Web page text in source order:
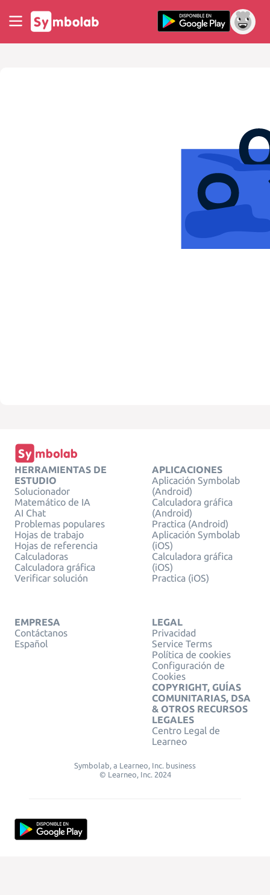
HERRAMIENTAS DE
ESTUDIO
Solucionador
Matemático de IA
AI Chat
Problemas populares
Hojas de trabajo
Hojas de referencia
Calculadoras
Calculadora gráfica
Verificar solución
APLICACIONES
Aplicación Symbolab
(Android)
Calculadora gráfica
(Android)
Practica (Android)
Aplicación Symbolab
(iOS)
Calculadora gráfica
(iOS)
Practica (iOS)
EMPRESA
Contáctanos
Español
LEGAL
Privacidad
Service Terms
Política de cookies
Configuración de
Cookies
COPYRIGHT, GUÍAS
COMUNITARIAS, DSA
& OTROS RECURSOS
LEGALES
Centro Legal de
Learneo
Symbolab, a Learneo, Inc. business
© Learneo, Inc. 2024